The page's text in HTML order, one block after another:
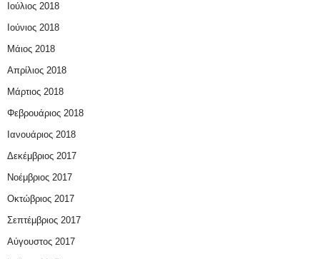
Ιούλιος 2018
Ιούνιος 2018
Μάιος 2018
Απρίλιος 2018
Μάρτιος 2018
Φεβρουάριος 2018
Ιανουάριος 2018
Δεκέμβριος 2017
Νοέμβριος 2017
Οκτώβριος 2017
Σεπτέμβριος 2017
Αύγουστος 2017